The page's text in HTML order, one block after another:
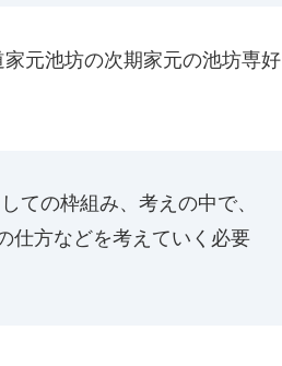
元池坊の次期家元の池坊専好
ての枠組み、考えの中で、
仕方などを考えていく必要